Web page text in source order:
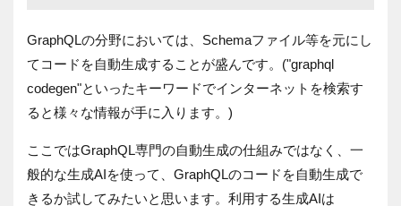
GraphQLの分野においては、Schemaファイル等を元にし
てコードを自動生成することが盛んです。("graphql
codegen"といったキーワードでインターネットを検索す
ると様々な情報が手に入ります。)
ここではGraphQL専門の自動生成の仕組みではなく、一
般的な生成AIを使って、GraphQLのコードを自動生成で
きるか試してみたいと思います。利用する生成AIは